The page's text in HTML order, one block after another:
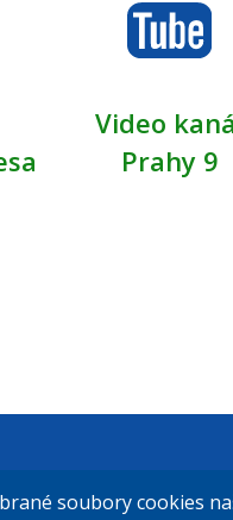
Video
Prahy 9
část Praha 9
soubory cookies